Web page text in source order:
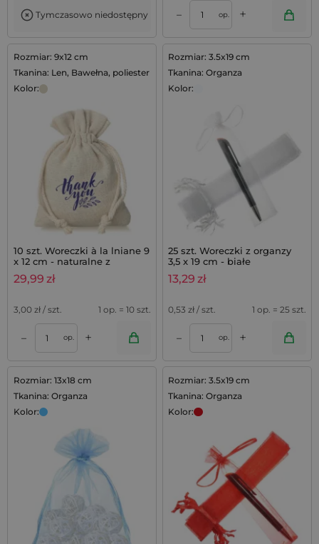
Tymczasowo niedostępny – op. +
Rozmiar: 9x12 cm
Tkanina: Len, Bawełna, poliester
Kolor:
10 szt. Woreczki à la lniane 9
x 12 cm - naturalne z
nadrukiem thank you
29,99 zł
3,00 zł / szt. 1 op. = 10 szt.
– op. +
Rozmiar: 3.5x19 cm
Tkanina: Organza
Kolor:
25 szt. Woreczki z organzy
3,5 x 19 cm - białe
13,29 zł
0,53 zł / szt. 1 op. = 25 szt.
– op. +
Rozmiar: 13x18 cm
Tkanina: Organza
Kolor:
Rozmiar: 3.5x19 cm
Tkanina: Organza
Kolor: